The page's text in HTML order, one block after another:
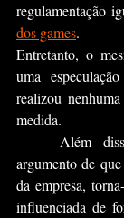
regulamentação
dos games.
Entretanto, o
uma
realizou
medida.
argumento de
da empresa,
influenciada de